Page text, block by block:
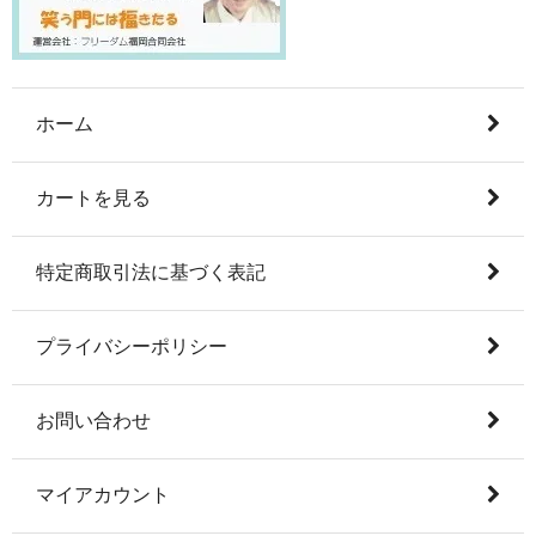
ホーム
カートを見る
特定商取引法に基づく表記
プライバシーポリシー
お問い合わせ
マイアカウント